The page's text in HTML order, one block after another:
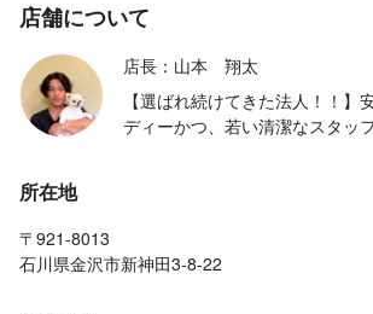
店舗について
店長：山本 翔太
【選ばれ続けてきた法人！！】
ディーかつ、若い清潔なスタッ
所在地
〒921-8013
石川県金沢市新神田3-8-22